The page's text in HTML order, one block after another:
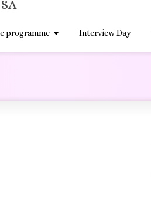
programme Interview Day